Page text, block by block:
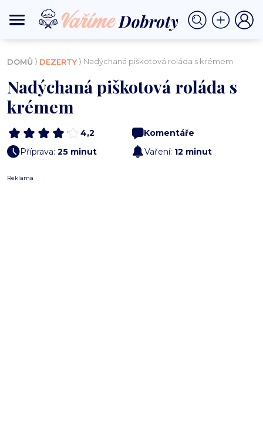
DOMŮ ⟩ DEZERTY ⟩ Nadýchaná piškotová roláda s krémem
Nadýchaná piškotová roláda s
krémem
4,2
Komentáře
Příprava: 25 minut Vaření: 12 minut
Reklama